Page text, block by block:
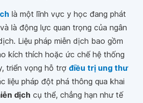
là một lĩnh vực y học đang phát
là động lực quan trọng của ngân
Liệu pháp miễn dịch bao gồm
kích thích hoặc ức chế hệ thống
triển vọng hỗ trợ điều trị ung thư
liệu pháp đột phá thông qua khai
dịch cụ thể, chẳng hạn như tế